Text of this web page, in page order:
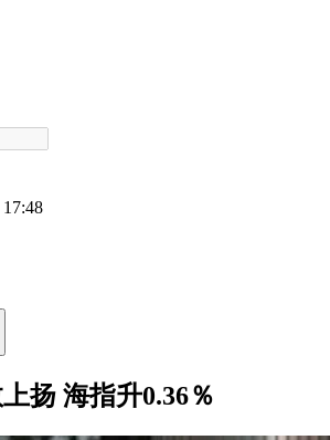
扬 海指升0.36％